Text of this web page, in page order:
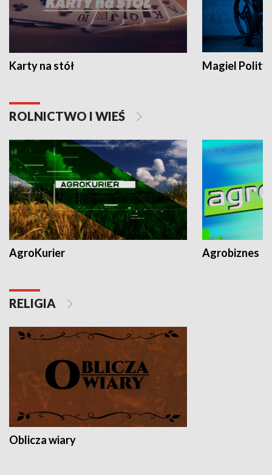
Karty na stół Magiel
ROLNICTWO I WIEŚ
AgroKurier Agrobiznes
RELIGIA
Oblicza wiary